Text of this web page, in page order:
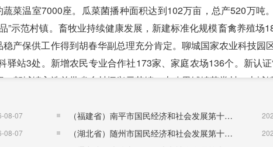
温室7000座。瓜菜菌播种面积达到102万亩，总产520万吨
”示范村镇。畜牧业持续健康发展，新建标准化规模畜禽养殖场
产保供工作得到胡春华副总理充分肯定。聊城国家农业科技园
站3处。新增农民专业合作社173家、家庭农场136个。新认证
，朝城镇入选首批省乡村振兴示范镇，十八里铺镇苏堂村、古城
，嘉华股份大豆蛋白深加工产业链延伸项目入选第一批省乡村振
召开。
省级服务业特色小镇，中原农产品物流中心建成运营，东发地
08-07
08-07
（福建省）南平市国民经济和社会发展第十五个五年规划纲要
（湖北省）随州市国民经济和社会发展第十五个五年规划纲要